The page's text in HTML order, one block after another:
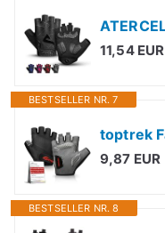
11,54 EUR
BESTSELLER NR. 7
9,87 EUR
BESTSELLER NR. 8